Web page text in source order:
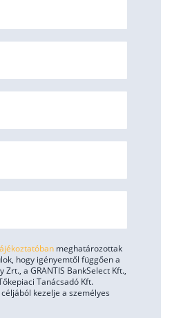
meghatározottak
hogy igényemtől függően a
Zrt., a GRANTIS BankSelect Kft.,
Tanácsadó Kft.
kezelje a személyes